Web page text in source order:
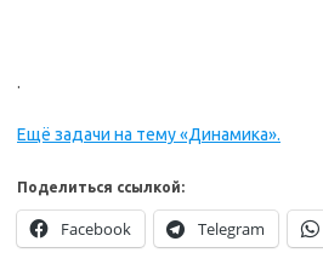
.
Ещё задачи на тему «Динамика».
Поделиться ссылкой:
Facebook Telegram